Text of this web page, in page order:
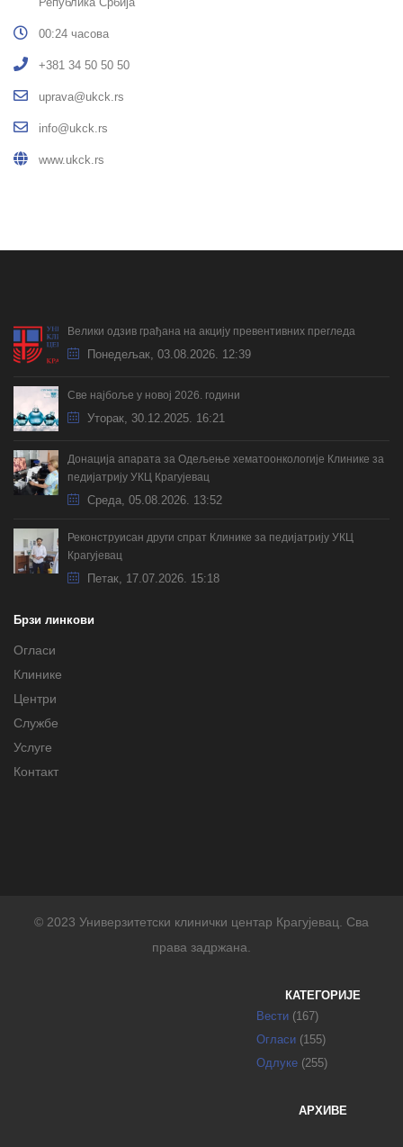
00:24 часова
+381 34 50 50 50
uprava@ukck.rs
info@ukck.rs
www.ukck.rs
Велики одзив грађана на акцију превентивних прегледа
Понедељак, 03.08.2026. 12:39
Све најбоље у новој 2026. години
Уторак, 30.12.2025. 16:21
Донација апарата за Одељење хематоонкологије Клинике за
педијатрију УКЦ Крагујевац
Cреда, 05.08.2026. 13:52
Реконструисан други спрат Клинике за педијатрију УКЦ
Крагујевац
Петак, 17.07.2026. 15:18
Брзи линкови
Огласи
Клинике
Центри
Службе
Услуге
Контакт
© 2023 Универзитетски клинички центар Крагујевац. Сва
права задржана.
КАТЕГОРИЈЕ
Вести (167)
Огласи (155)
Одлуке (255)
АРХИВЕ